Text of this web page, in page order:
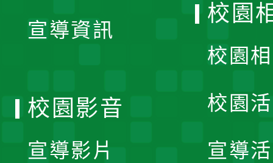
宣導資訊
校園
校園
校園
宣導
校園影音
宣導影片